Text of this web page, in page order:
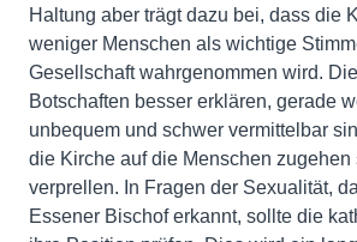
Haltung aber trägt dazu bei, dass die
weniger Menschen als wichtige
Gesellschaft wahrgenommen wird.
Botschaften besser erklären, gerade
unbequem und schwer vermittelbar
die Kirche auf die Menschen zugehen
verprellen. In Fragen der Sexualität,
Essener Bischof erkannt, sollte die